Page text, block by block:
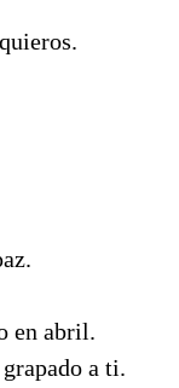
en abril.
a ti.